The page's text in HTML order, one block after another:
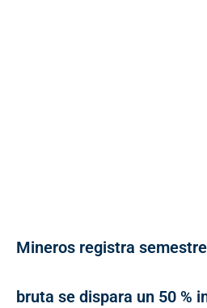
Mineros registra
bruta se dispara un 50 %